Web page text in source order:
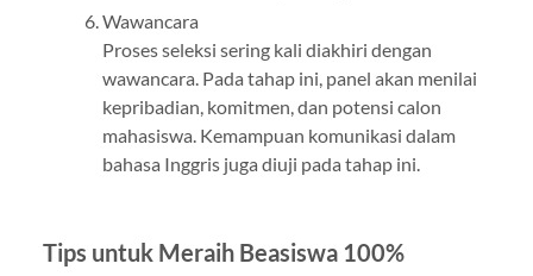
Wawancara
Proses seleksi sering kali diakhiri dengan
wawancara. Pada tahap ini, panel akan menilai
kepribadian, komitmen, dan potensi calon
mahasiswa. Kemampuan komunikasi dalam
bahasa Inggris juga diuji pada tahap ini.
Tips untuk Meraih Beasiswa 100%